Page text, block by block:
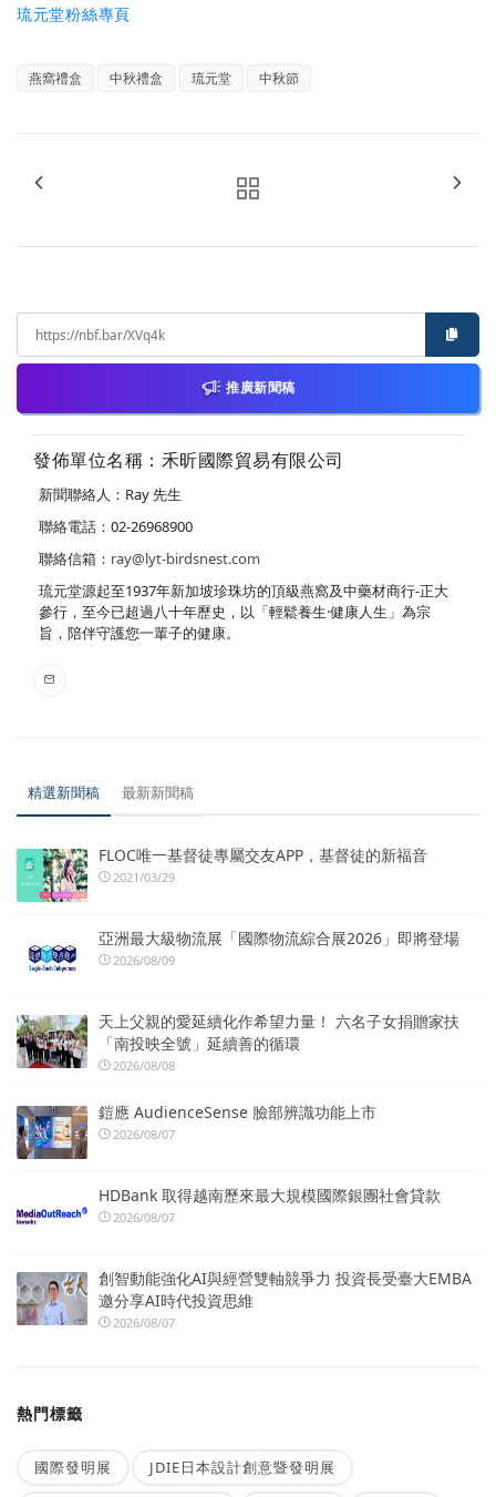
琉元堂粉絲專頁
燕窩禮盒 中秋禮盒 琉元堂 中秋節
推廣新聞稿
發佈單位名稱：禾昕國際貿易有限公司
新聞聯絡人：Ray 先生
聯絡電話：02-26968900
聯絡信箱： ray@lyt-birdsnest.com
琉元堂源起至1937年新加坡珍珠坊的頂級燕窩及中藥材商行-正大
參行，至今已超過八十年歷史，以「輕鬆養生·健康人生」為宗
旨，陪伴守護您一輩子的健康。
精選新聞稿 最新新聞稿
FLOC唯一基督徒專屬交友APP，基督徒的新福音
2021/03/29
亞洲最大級物流展「國際物流綜合展2026」即將登場
2026/08/09
天上父親的愛延續化作希望力量！ 六名子女捐贈家扶
「南投映全號」延續善的循環
2026/08/08
鎧應 AudienceSense 臉部辨識功能上市
2026/08/07
HDBank 取得越南歷來最大規模國際銀團社會貸款
2026/08/07
創智動能強化AI與經營雙軸競爭力 投資長受臺大EMBA
邀分享AI時代投資思維
2026/08/07
熱門標籤
國際發明展 JDIE日本設計創意暨發明展